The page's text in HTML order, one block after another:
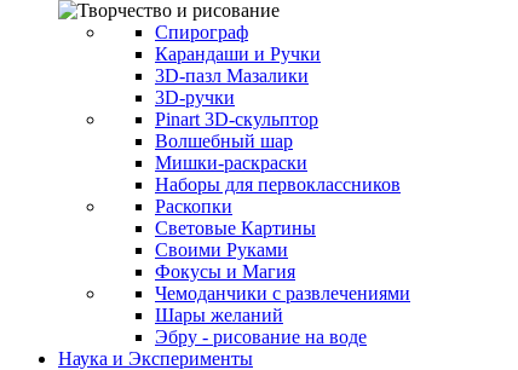
Спирограф
Карандаши и Ручки
3D-пазл Мазалики
3D-ручки
Pinart 3D-скульптор
Волшебный шар
Мишки-раскраски
Наборы для первоклассников
Раскопки
Световые Картины
Своими Руками
Фокусы и Магия
Чемоданчики с развлечениями
Шары желаний
Эбру - рисование на воде
Наука и Эксперименты